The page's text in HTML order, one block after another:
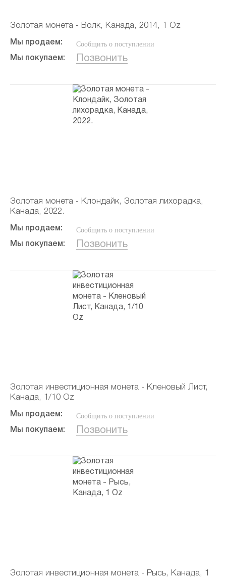
Золотая монета - Волк, Канада, 2014, 1 Oz
Мы продаем: Сообщить о поступлении
Мы покупаем: Позвонить
Золотая монета - Клондайк, Золотая лихорадка,
Канада, 2022.
Мы продаем: Сообщить о поступлении
Мы покупаем: Позвонить
Золотая инвестиционная монета - Кленовый Лист,
Канада, 1/10 Oz
Мы продаем: Сообщить о поступлении
Мы покупаем: Позвонить
Золотая инвестиционная монета - Рысь, Канада, 1